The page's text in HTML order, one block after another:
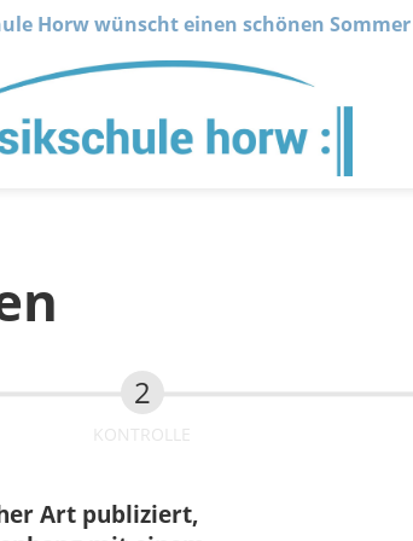
Horw wünscht einen schönen Sommer
KONTROLLE
Art publiziert,